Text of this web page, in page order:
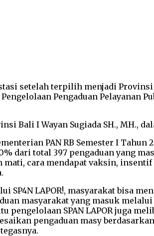
setelah terpilih menjadi
Pengaduan Pelayanan
Bali I Wayan Sugiada SH., MH.,
PAN RB Semester I
dari total 397 pengaduan yang
cara mendapat vaksin,
SP4N LAPOR!, masyarakat bisa
masyarakat yang masuk
pengelolaan SPAN LAPOR juga
pengaduan masy